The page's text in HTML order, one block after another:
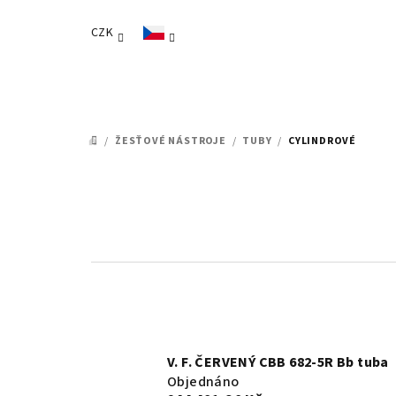
CZK
DOMŮ
/ ŽESŤOVÉ NÁSTROJE / TUBY / CYLINDROVÉ
V. F. ČERVENÝ CBB 682-5R Bb tuba
Objednáno